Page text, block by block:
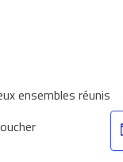
ensembles réunis